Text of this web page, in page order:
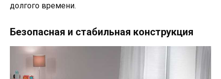
долгого времени.
Безопасная и стабильная конструкция